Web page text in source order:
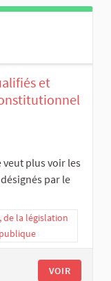
et
plus voir les
par le
la législation
VOIR